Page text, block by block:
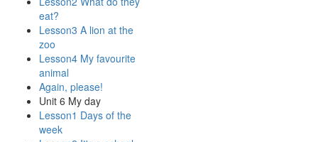
eat?
Lesson3 A lion at the
zoo
Lesson4 My favourite
animal
Again, please!
Unit 6 My day
Lesson1 Days of the
week